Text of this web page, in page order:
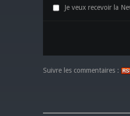
Je veux recevoir la
Suivre les commentaires :